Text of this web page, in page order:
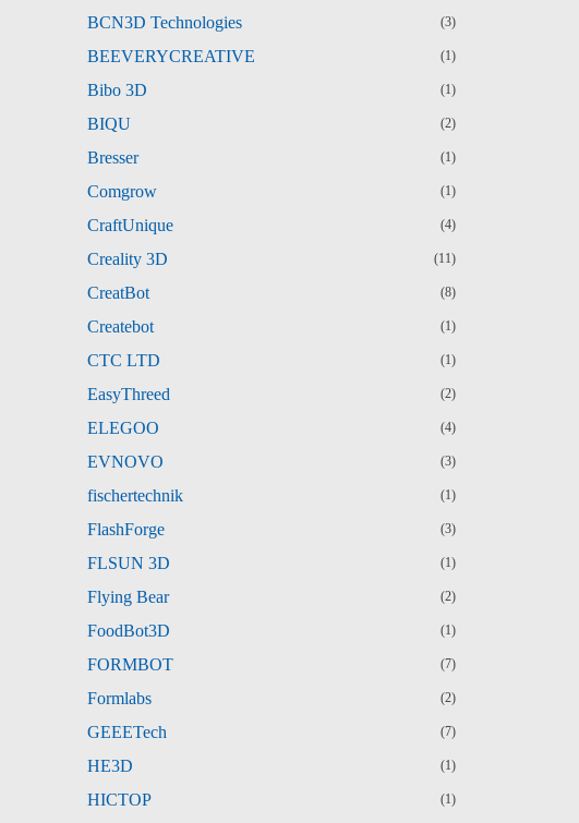
BCN3D Technologies (3)
BEEVERYCREATIVE (1)
Bibo 3D (1)
BIQU (2)
Bresser (1)
Comgrow (1)
CraftUnique (4)
Creality 3D (11)
CreatBot (8)
Createbot (1)
CTC LTD (1)
EasyThreed (2)
ELEGOO (4)
EVNOVO (3)
fischertechnik (1)
FlashForge (3)
FLSUN 3D (1)
Flying Bear (2)
FoodBot3D (1)
FORMBOT (7)
Formlabs (2)
GEEETech (7)
HE3D (1)
HICTOP (1)